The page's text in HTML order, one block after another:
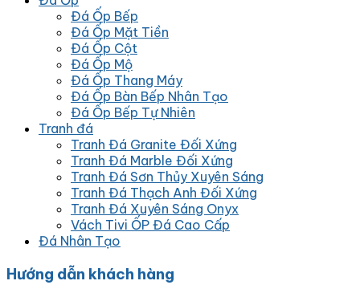
Đá Ốp Bếp
Đá Ốp Mặt Tiền
Đá Ốp Cột
Đá Ốp Mộ
Đá Ốp Thang Máy
Đá Ốp Bàn Bếp Nhân Tạo
Đá Ốp Bếp Tự Nhiên
Tranh đá
Tranh Đá Granite Đối Xứng
Tranh Đá Marble Đối Xứng
Tranh Đá Sơn Thủy Xuyên Sáng
Tranh Đá Thạch Anh Đối Xứng
Tranh Đá Xuyên Sáng Onyx
Vách Tivi ỐP Đá Cao Cấp
Đá Nhân Tạo
Hướng dẫn khách hàng